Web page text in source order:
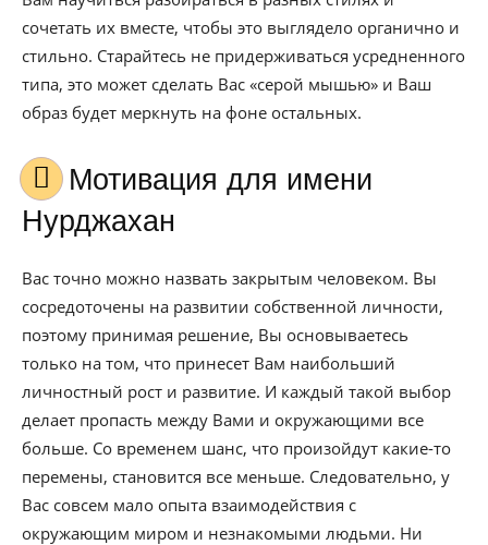
сочетать их вместе, чтобы это выглядело органично и
стильно. Старайтесь не придерживаться усредненного
типа, это может сделать Вас «серой мышью» и Ваш
образ будет меркнуть на фоне остальных.
Мотивация для имени
Нурджахан
Вас точно можно назвать закрытым человеком. Вы
сосредоточены на развитии собственной личности,
поэтому принимая решение, Вы основываетесь
только на том, что принесет Вам наибольший
личностный рост и развитие. И каждый такой выбор
делает пропасть между Вами и окружающими все
больше. Со временем шанс, что произойдут какие-то
перемены, становится все меньше. Следовательно, у
Вас совсем мало опыта взаимодействия с
окружающим миром и незнакомыми людьми. Ни